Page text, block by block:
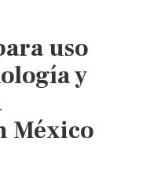
uso
y
México